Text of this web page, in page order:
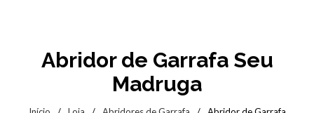
Abridor de Garrafa Seu
Madruga